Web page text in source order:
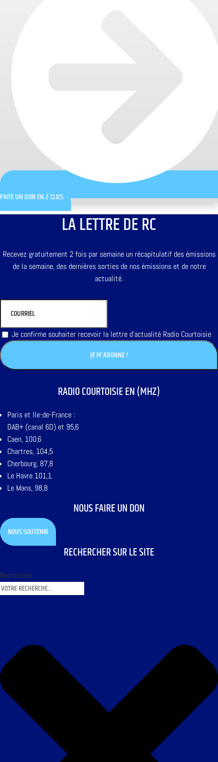
FAITE UN DON EN 2 CLICS
LA LETTRE DE RC
Recevez gratuitement 2 fois par semaine un récapitulatif des émissions
de la semaine, des dernières sorties de nos émissions et de notre
actualité.
Je confirme souhaiter recevoir la lettre d'actualité Radio Courtoisie
RADIO COURTOISIE EN (MHZ)
Paris et Ile-de-France :
DAB+ (canal 6D) et 95,6
Caen, 100,6
Chartres, 104,5
Cherbourg, 87,8
Le Havre 101,1
Le Mans, 98,8
NOUS FAIRE UN DON
NOUS SOUTENIR
RECHERCHER SUR LE SITE
Rechercher